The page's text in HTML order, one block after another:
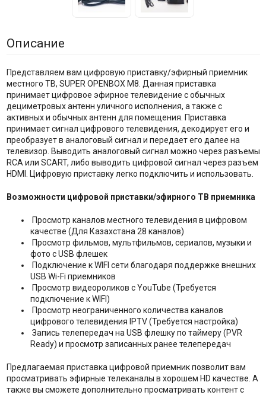
Описание
Представляем вам цифровую приставку/эфирный приемник
местного ТВ, SUPER OPENBOX M8. Данная приставка
принимает цифровое эфирное телевидение с обычных
дециметровых антенн уличного исполнения, а также с
активных и обычных антенн для помещения. Приставка
принимает сигнал цифрового телевидения, декодирует его и
преобразует в аналоговый сигнал и передает его далее на
телевизор. Выводить аналоговый сигнал можно через разъемы
RCA или SCART, либо выводить цифровой сигнал через разъем
HDMI. Цифровую приставку легко подключить и использовать.
Возможности цифровой приставки/эфирного ТВ приемника
Просмотр каналов местного телевидения в цифровом
качестве (Для Казахстана 28 каналов)
Просмотр фильмов, мультфильмов, сериалов, музыки и
фото с USB флешек
Подключение к WIFI сети благодаря поддержке внешних
USB Wi-Fi приемников
Просмотр видеороликов с YouTube (Требуется
подключение к WIFI)
Просмотр неограниченного количества каналов
цифрового телевидения IPTV (Требуется настройка)
Запись телепередач на USB флешку по таймеру (PVR
Ready) и просмотр записанных ранее телепередач
Предлагаемая приставка цифровой приемник позволит вам
просматривать эфирные телеканалы в хорошем HD качестве. А
также вы сможете дополнительно просматривать контент с